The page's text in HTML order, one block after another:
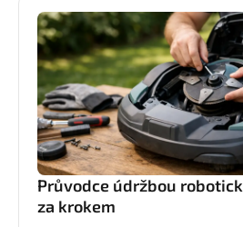
Průvodce údržbou
za krokem